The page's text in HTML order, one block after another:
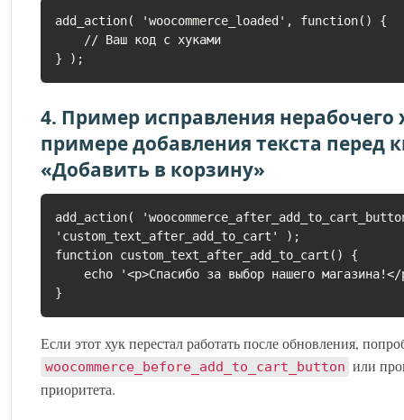
add_action( 'woocommerce_loaded', function() {
4. Пример исправления нерабочего
примере добавления текста перед
«Добавить в корзину»
add_action(
'custom_text_after_add_to_cart' );
function custom_text_after_add_to_cart() {
Если этот хук перестал работать после обновления,
woocommerce_before_add_to_cart_button или
приоритета.